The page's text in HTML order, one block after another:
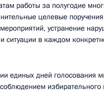
работы за полугодие
целевые
устранение
ситуации в каждом
единых дней голосования
избирательного